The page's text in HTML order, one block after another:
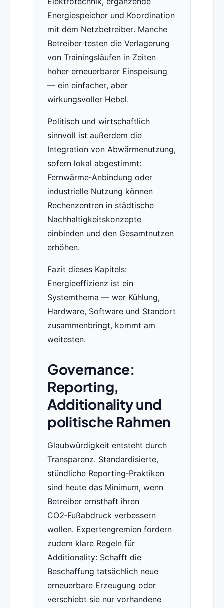
Energiespeicher und Koordination
mit dem Netzbetreiber. Manche
Betreiber testen die Verlagerung
von Trainingsläufen in Zeiten
hoher erneuerbarer Einspeisung
— ein einfacher, aber
wirkungsvoller Hebel.
Politisch und wirtschaftlich
sinnvoll ist außerdem die
Integration von Abwärmenutzung,
sofern lokal abgestimmt:
Fernwärme‑Anbindung oder
industrielle Nutzung können
Rechenzentren in städtische
Nachhaltigkeitskonzepte
einbinden und den Gesamtnutzen
erhöhen.
Fazit dieses Kapitels:
Energieeffizienz ist ein
Systemthema — wer Kühlung,
Hardware, Software und Standort
zusammenbringt, kommt am
weitesten.
Governance:
Reporting,
Additionality und
politische Rahmen
Glaubwürdigkeit entsteht durch
Transparenz. Standardisierte,
stündliche Reporting‑Praktiken
sind heute das Minimum, wenn
Betreiber ernsthaft ihren
CO2‑Fußabdruck verbessern
wollen. Expertengremien fordern
zudem klare Regeln für
Additionality: Schafft die
Beschaffung tatsächlich neue
erneuerbare Erzeugung oder
verschiebt sie nur vorhandene